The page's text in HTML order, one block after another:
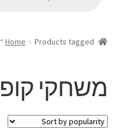
ידע כללי
צור קשר
Home Products tagged “משחקי קופסה”
משחקי